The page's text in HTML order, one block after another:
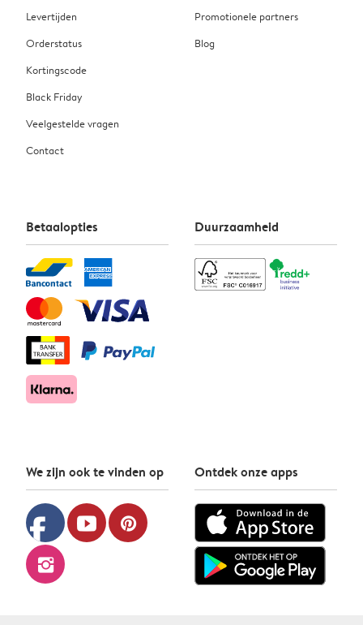
Levertijden
Orderstatus
Kortingscode
Black Friday
Veelgestelde vragen
Contact
Promotionele partners
Blog
Betaalopties Duurzaamheid
We zijn ook te vinden op
facebook youtube pinterest
instagram
Ontdek onze apps